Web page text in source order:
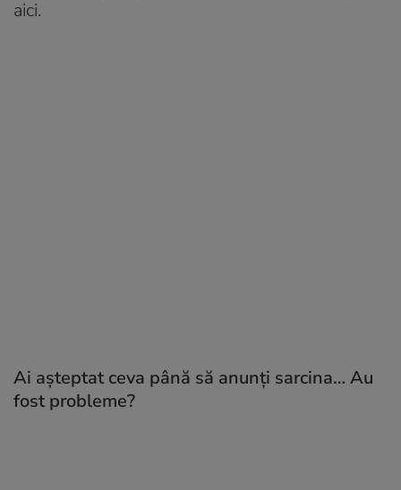
aici.
Ai așteptat ceva până să anunți sarcina… Au
fost probleme?